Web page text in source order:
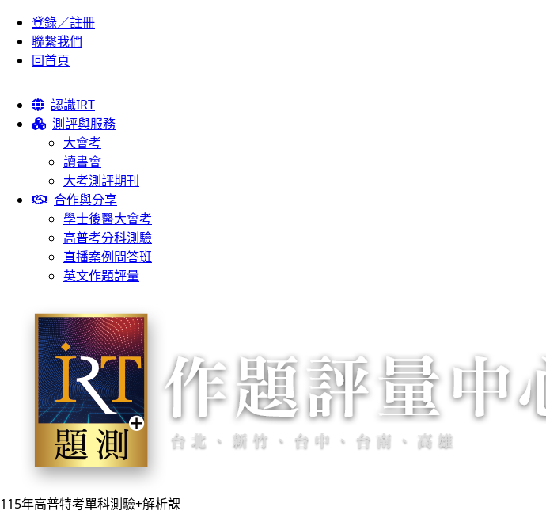
登錄／註冊
聯繫我們
回首頁
認識IRT
測評與服務
大會考
讀書會
大考測評期刊
合作與分享
學士後醫大會考
高普考分科測驗
直播案例問答班
英文作題評量
115年高普特考單科測驗+解析課